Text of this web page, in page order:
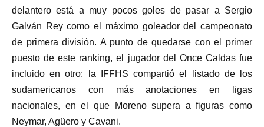
delantero está a muy pocos goles de pasar a Sergio
Galván Rey como el máximo goleador del campeonato
de primera división. A punto de quedarse con el primer
puesto de este ranking, el jugador del Once Caldas fue
incluido en otro: la IFFHS compartió el listado de los
sudamericanos con más anotaciones en ligas
nacionales, en el que Moreno supera a figuras como
Neymar, Agüero y Cavani.